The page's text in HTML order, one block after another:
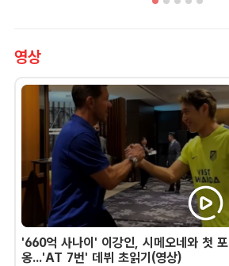
영상
'660억 사나이' 이강인, 시메오네와 첫 포
옹...'AT 7번' 데뷔 초읽기(영상)